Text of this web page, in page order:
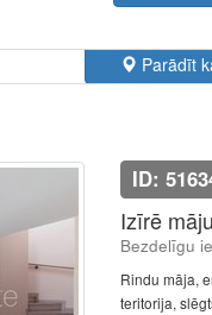
Parādīt
ID:
Izīrē
Bezdelīgu
Rindu māja,
teritorija,